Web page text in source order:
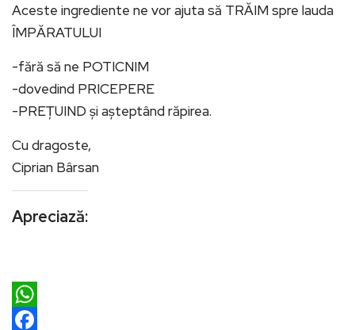
Aceste ingrediente ne vor ajuta să TRĂIM spre lauda
ÎMPĂRATULUI
-fără să ne POTICNIM
-dovedind PRICEPERE
-PREȚUIND şi aşteptând răpirea.
Cu dragoste,
Ciprian Bârsan
Apreciază:
WhatsApp